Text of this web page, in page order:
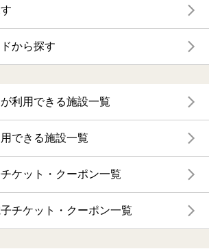
から探す
利用できる施設一覧
できる施設一覧
ケット・クーポン一覧
チケット・クーポン一覧